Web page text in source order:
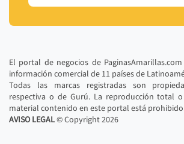
El portal de negocios de
información comercial de 11 países de
Todas las marcas registradas son
respectiva o de Gurú. La reproducción total
material contenido en este portal está
AVISO LEGAL© Copyright2026